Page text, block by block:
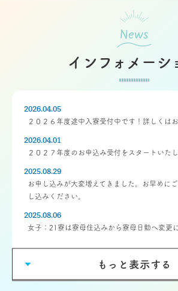
News
インフォメーシ
2026.04.05
２０２６年度途中入寮受付中です！詳しくは
2026.04.01
２０２７年度のお申込み受付をスタートいたし
2025.08.29
お申し込みが大変増えてきました。お早めに
し込みください。
2025.08.06
女子：21寮は寮母住込みから寮母日勤へ変更
もっと表示する